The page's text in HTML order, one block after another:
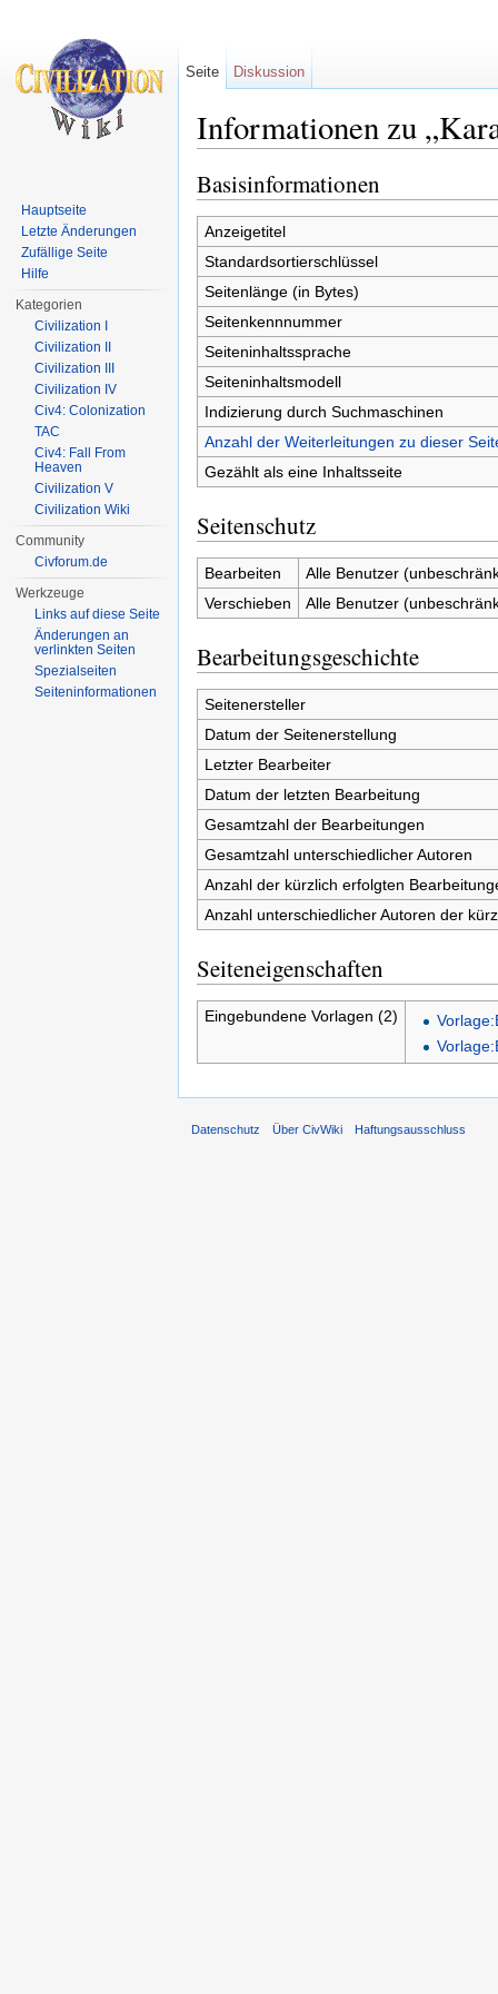
Informationen zu
Basisinformationen
Anzeigetitel
Standardsortierschlüssel
Seitenlänge (in Bytes)
Seitenkennnummer
Seiteninhaltssprache
Seiteninhaltsmodell
Indizierung durch Suchmaschinen
Anzahl der Weiterleitungen zu dieser
Gezählt als eine Inhaltsseite
Seitenschutz
Bearbeiten
Alle Benutzer
Verschieben
Alle Benutzer
Bearbeitungsgeschichte
Seitenersteller
Datum der Seitenerstellung
Letzter Bearbeiter
Datum der letzten Bearbeitung
Gesamtzahl der Bearbeitungen
Gesamtzahl unterschiedlicher Autoren
Anzahl der kürzlich erfolgten
Anzahl unterschiedlicher Autoren der
Seiteneigenschaften
Eingebundene Vorlagen (2)
Seite Diskussion
Hauptseite
Letzte Änderungen
Zufällige Seite
Hilfe
Kategorien
Civilization I
Civilization II
Civilization III
Civilization IV
Civ4: Colonization
TAC
Civ4: Fall From
Heaven
Civilization V
Civilization Wiki
Community
Civforum.de
Werkzeuge
Links auf diese Seite
Änderungen an
verlinkten Seiten
Spezialseiten
Seiten­informationen
Datenschutz Über CivWiki Haftungsausschluss